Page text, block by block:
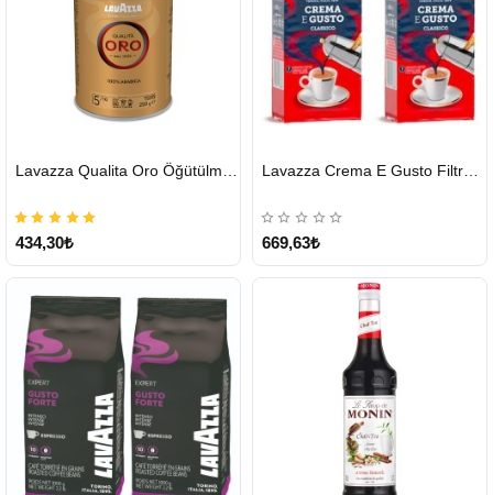
GÖNDERİ
434,30₺
GÖNDERİ
Lavazza Crema E Gusto Filtre Kahve 250 G X 2
669,63₺